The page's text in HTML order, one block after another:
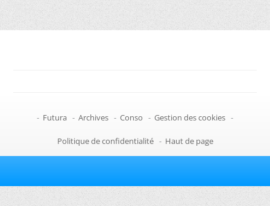
- Futura - Archives - Conso - Gestion des cookies -
Politique de confidentialité - Haut de page